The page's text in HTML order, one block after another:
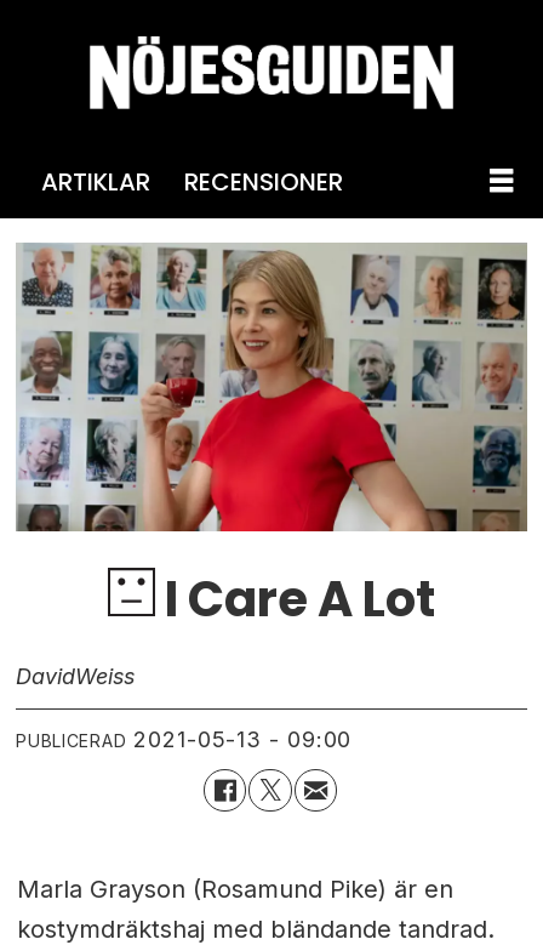
ARTIKLAR RECENSIONER
I Care A Lot
DavidWeiss
PUBLICERAD 2021-05-13 - 09:00
Marla Grayson (Rosamund Pike) är en
kostymdräktshaj med bländande tandrad.